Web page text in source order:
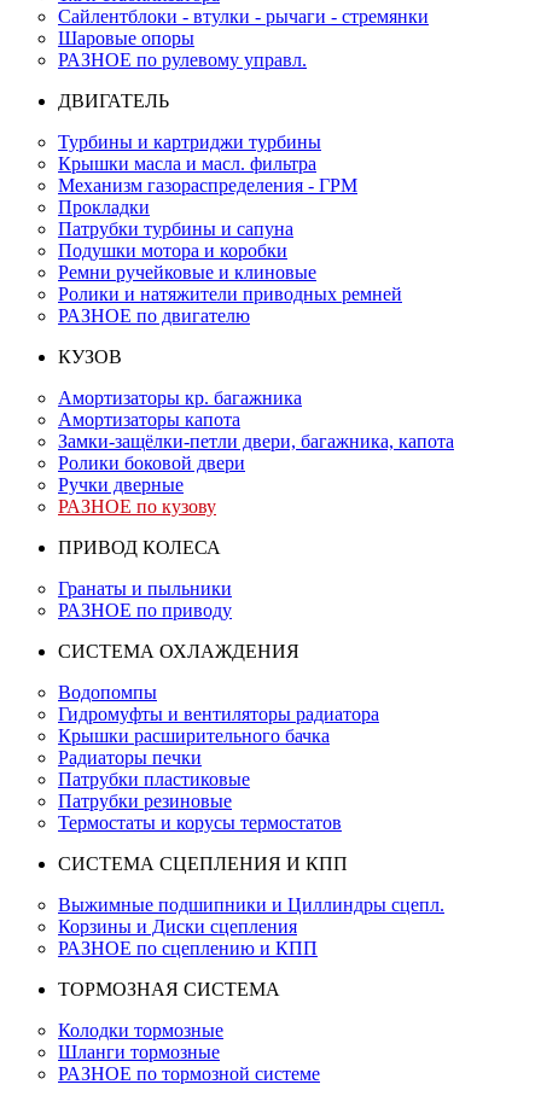
Сайлентблоки - втулки - рычаги - стремянки
Шаровые опоры
РАЗНОЕ по рулевому управл.
ДВИГАТЕЛЬ
Турбины и картриджи турбины
Крышки масла и масл. фильтра
Механизм газораспределения - ГРМ
Прокладки
Патрубки турбины и сапуна
Подушки мотора и коробки
Ремни ручейковые и клиновые
Ролики и натяжители приводных ремней
РАЗНОЕ по двигателю
КУЗОВ
Амортизаторы кр. багажника
Амортизаторы капота
Замки-защёлки-петли двери, багажника, капота
Ролики боковой двери
Ручки дверные
РАЗНОЕ по кузову
ПРИВОД КОЛЕСА
Гранаты и пыльники
РАЗНОЕ по приводу
СИСТЕМА ОХЛАЖДЕНИЯ
Водопомпы
Гидромуфты и вентиляторы радиатора
Крышки расширительного бачка
Радиаторы печки
Патрубки пластиковые
Патрубки резиновые
Термостаты и корусы термостатов
СИСТЕМА СЦЕПЛЕНИЯ И КПП
Выжимные подшипники и Циллиндры сцепл.
Корзины и Диски сцепления
РАЗНОЕ по сцеплению и КПП
ТОРМОЗНАЯ СИСТЕМА
Колодки тормозные
Шланги тормозные
РАЗНОЕ по тормозной системе